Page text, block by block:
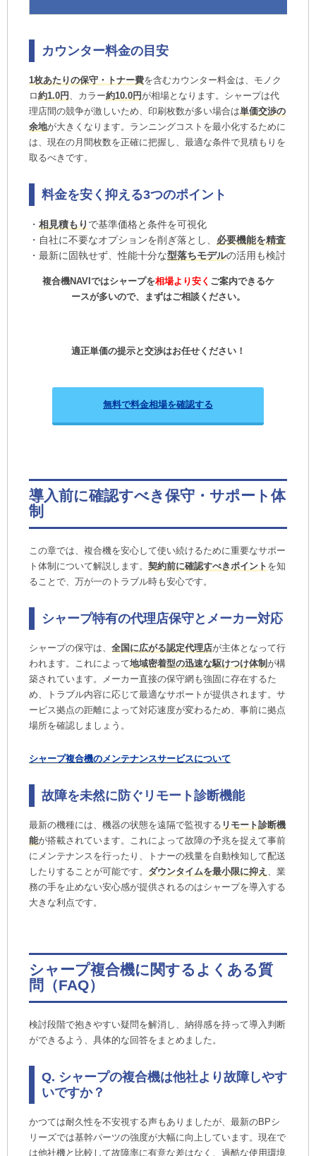
カウンター料金の目安
1枚あたりの保守・トナー費を含むカウンター料金は、モノク
ロ約1.0円 、カラー約10.0円が相場となります。シャープは代
理店間の競争が激しいため、印刷枚数が多い場合は単価交渉の
余地が大きくなります。ランニングコストを最小化するために
は、現在の月間枚数を正確に把握し、最適な条件で見積もりを
取るべきです。
料金を安く抑える3つのポイント
・ 相見積もり で基準価格と条件を可視化
・自社に不要なオプションを削ぎ落とし、 必要機能を精査
・最新に固執せず、性能十分な型落ちモデルの活用も検討
複合機NAVIではシャープを相場より安く ご案内できるケ
ースが多いので、まずはご相談ください。
適正単価の提示と交渉はお任せください！
無料で料金相場を確認する
導入前に確認すべき保守・サポート体
制
この章では、複合機を安心して使い続けるために重要なサポー
ト体制について解説します。 契約前に確認すべきポイント を知
ることで、万が一のトラブル時も安心です。
シャープ特有の代理店保守とメーカー対応
シャープの保守は、 全国に広がる認定代理店が主体となって行
われます。これによって地域密着型の迅速な駆けつけ体制 が構
築されています。メーカー直接の保守網も強固に存在するた
め、トラブル内容に応じて最適なサポートが提供されます。サ
ービス拠点の距離によって対応速度が変わるため、事前に拠点
場所を確認しましょう。
シャープ複合機のメンテナンスサービスについて
故障を未然に防ぐリモート診断機能
最新の機種には、機器の状態を遠隔で監視する リモート診断機
能が搭載されています。これによって故障の予兆を捉えて事前
にメンテナンスを行ったり、トナーの残量を自動検知して配送
したりすることが可能です。 ダウンタイムを最小限に抑え
、業
務の手を止めない安心感が提供されるのはシャープを導入する
大きな利点です。
シャープ複合機に関するよくある質
問（FAQ）
検討段階で抱きやすい疑問を解消し、納得感を持って導入判断
ができるよう、具体的な回答をまとめました。
Q. シャープの複合機は他社より故障しやす
いですか？
かつては耐久性を不安視する声もありましたが、最新のBPシ
リーズでは基幹パーツの強度が大幅に向上しています。現在で
は他社機と比較して故障率に有意な差はなく、過酷な使用環境